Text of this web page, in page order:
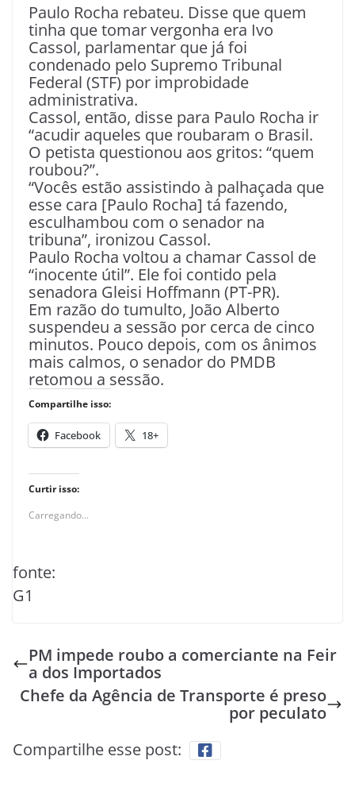
Paulo Rocha rebateu. Disse que quem
tinha que tomar vergonha era Ivo
Cassol, parlamentar que já foi
condenado pelo Supremo Tribunal
Federal (STF) por improbidade
administrativa.
Cassol, então, disse para Paulo Rocha ir
“acudir aqueles que roubaram o Brasil.
O petista questionou aos gritos: “quem
roubou?”.
“Vocês estão assistindo à palhaçada que
esse cara [Paulo Rocha] tá fazendo,
esculhambou com o senador na
tribuna”, ironizou Cassol.
Paulo Rocha voltou a chamar Cassol de
“inocente útil”. Ele foi contido pela
senadora Gleisi Hoffmann (PT-PR).
Em razão do tumulto, João Alberto
suspendeu a sessão por cerca de cinco
minutos. Pouco depois, com os ânimos
mais calmos, o senador do PMDB
retomou a sessão.
Compartilhe isso:
Facebook 18+
Curtir isso:
Carregando...
fonte:
G1
PM impede roubo a comerciante na Feir
a dos Importados
Chefe da Agência de Transporte é preso
por peculato
Compartilhe esse post: